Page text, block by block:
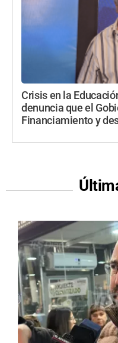
Crisis en la
denuncia que el
Financiamiento y